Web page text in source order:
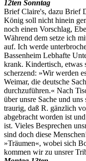
12ten Sonntag
Brief Claire's, dazu Brief
König soll nicht hinein
noch einen Vorschlag,
Während dem setze ich
auf. Ich werde
Bassenheim Lebhafte
krank. Kindertisch, etwas
scherzend: »Wir werden
Weimar, die deutsche
durchzuführen.« Nach
über unsre Sache und
traurig, daß R. gänzlich
abgebracht worden ist
ist. Vieles Besprechen
sind doch diese
»Träumen«, wobei sich
kommen wir zu unsrer